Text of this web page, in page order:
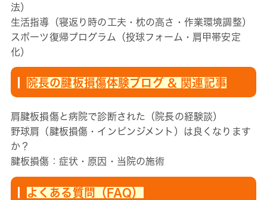
法）
生活指導（寝返り時の工夫・枕の高さ・作業環境調整）
スポーツ復帰プログラム（投球フォーム・肩甲帯安定
化）
院長の腱板損傷体験ブログ & 関連記事
肩腱板損傷と病院で診断された（院長の経験談）
野球肩（腱板損傷・インピンジメント）は良くなります
か？
腱板損傷：症状・原因・当院の施術
よくある質問（FAQ）